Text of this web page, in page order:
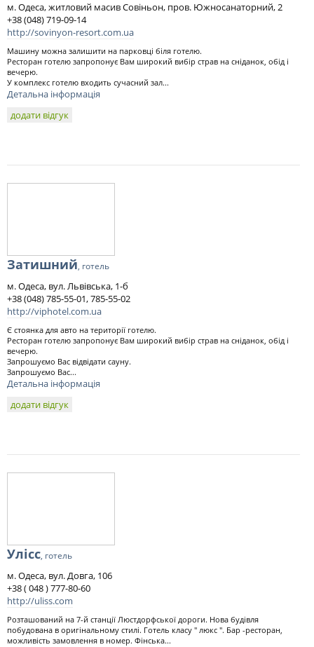
м. Одеса, житловий масив Совіньон, пров. Южносанаторний, 2
+38 (048) 719-09-14
http://sovinyon-resort.com.ua
Машину можна залишити на парковці біля готелю.
Ресторан готелю запропонує Вам широкий вибір страв на сніданок, обід і
вечерю.
У комплекс готелю входить сучасний зал...
Детальна інформація
додати відгук
Затишний, готель
м. Одеса, вул. Львівська, 1-б
+38 (048) 785-55-01, 785-55-02
http://viphotel.com.ua
Є стоянка для авто на території готелю.
Ресторан готелю запропонує Вам широкий вибір страв на сніданок, обід і
вечерю.
Запрошуємо Вас відвідати сауну.
Запрошуємо Вас...
Детальна інформація
додати відгук
Улісс, готель
м. Одеса, вул. Довга, 106
+38 ( 048 ) 777-80-60
http://uliss.com
Розташований на 7-й станції Люстдорфської дороги. Нова будівля
побудована в оригінальному стилі. Готель класу " люкс ". Бар -ресторан,
можливість замовлення в номер. Фінська...